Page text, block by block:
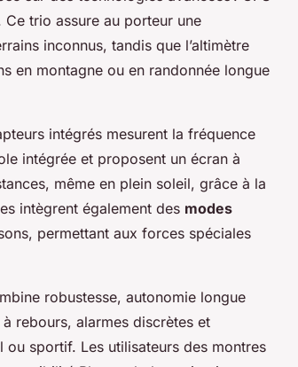
trio assure au porteur une
inconnus, tandis que l’altimètre
en montagne ou en randonnée longue
intégrés mesurent la fréquence
intégrée et proposent un écran à
même en plein soleil, grâce à la
intègrent également des modes
permettant aux forces spéciales
robustesse, autonomie longue
rebours, alarmes discrètes et
sportif. Les utilisateurs des montres